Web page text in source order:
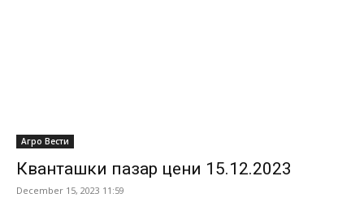
Агро Вести
Кванташки пазар цени 15.12.2023
December 15, 2023 11:59